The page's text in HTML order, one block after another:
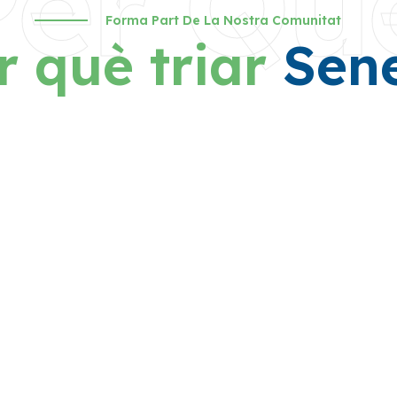
Forma Part De La Nostra Comunitat
què triar